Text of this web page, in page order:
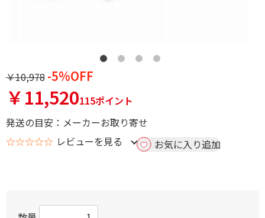
￥10,978 -5%OFF
￥11,520115ポイント
発送の目安：メーカーお取り寄せ
☆☆☆☆☆ レビューを見る お気に入り追加